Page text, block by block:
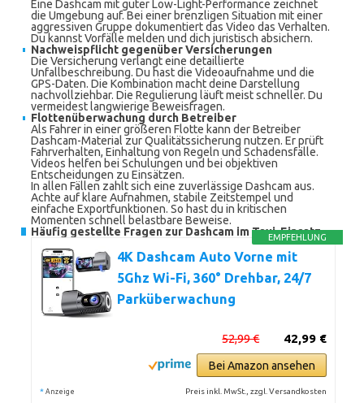
Eine Dashcam mit guter Low-Light-Performance zeichnet
die Umgebung auf. Bei einer brenzligen Situation mit einer
aggressiven Gruppe dokumentiert das Video das Verhalten.
Du kannst Vorfälle melden und dich juristisch absichern.
Nachweispflicht gegenüber Versicherungen
Die Versicherung verlangt eine detaillierte
Unfallbeschreibung. Du hast die Videoaufnahme und die
GPS-Daten. Die Kombination macht deine Darstellung
nachvollziehbar. Die Regulierung läuft meist schneller. Du
vermeidest langwierige Beweisfragen.
Flottenüberwachung durch Betreiber
Als Fahrer in einer größeren Flotte kann der Betreiber
Dashcam-Material zur Qualitätssicherung nutzen. Er prüft
Fahrverhalten, Einhaltung von Regeln und Schadensfälle.
Videos helfen bei Schulungen und bei objektiven
Entscheidungen zu Einsätzen.
In allen Fällen zahlt sich eine zuverlässige Dashcam aus.
Achte auf klare Aufnahmen, stabile Zeitstempel und
einfache Exportfunktionen. So hast du in kritischen
Momenten schnell belastbare Beweise.
Häufig gestellte Fragen zur Dashcam im Taxi-Einsatz
EMPFEHLUNG
4K Dashcam Auto Vorne mit
5Ghz Wi-Fi, 360° Drehbar, 24/7
Parküberwachung
42,99 €
52,99 €
Bei Amazon ansehen
* Anzeige Preis inkl. MwSt., zzgl. Versandkosten